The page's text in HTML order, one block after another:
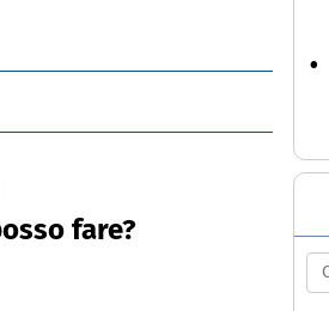
fare?
•